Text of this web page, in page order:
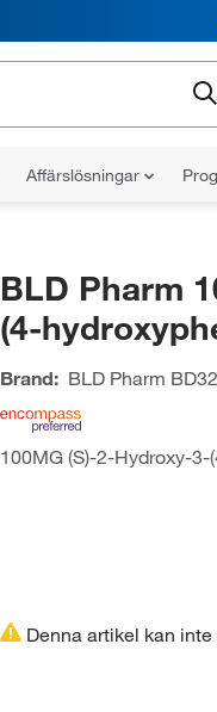
Affärslösningar
BLD Pharm
(4-
Brand: BLD Pharm
100MG (S)-2-Hydroxy-
Denna artikel kan inte